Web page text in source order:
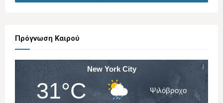
Πρόγνωση Καιρού
New York City
31°C Ψιλόβροχο